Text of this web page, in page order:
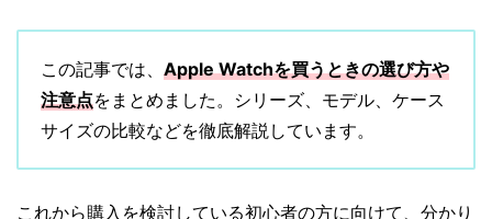
この記事では、 Apple Watchを買うときの選び方や
注意点をまとめました。シリーズ、モデル、ケース
サイズの比較などを徹底解説しています。
これから購入を検討している初心者の方に向けて、分かり